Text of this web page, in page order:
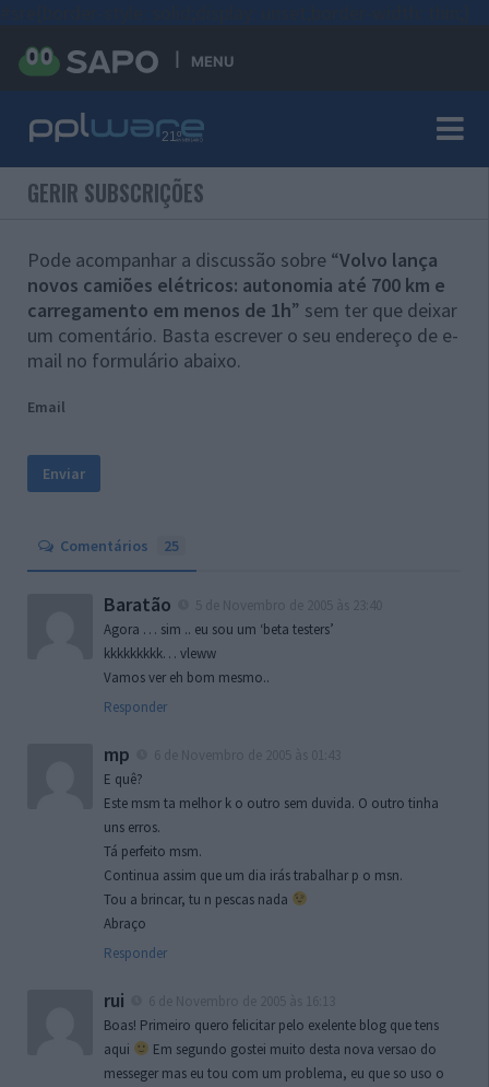
MENU
GERIR SUBSCRIÇÕES
Pode acompanhar a discussão sobre “Volvo lança
novos camiões elétricos: autonomia até 700 km e
carregamento em menos de 1h” sem ter que deixar
um comentário. Basta escrever o seu endereço de e-
mail no formulário abaixo.
Email
Comentários 25
Baratão
Agora … sim .. eu sou um ‘beta testers’
kkkkkkkkk… vleww
Vamos ver eh bom mesmo..
Responder
mp
E quê?
Este msm ta melhor k o outro sem duvida. O outro tinha
uns erros.
Tá perfeito msm.
Continua assim que um dia irás trabalhar p o msn.
Tou a brincar, tu n pescas nada
Abraço
Responder
rui
Boas! Primeiro quero felicitar pelo exelente blog que tens
aqui
Em segundo gostei muito desta nova versao do
messeger mas eu tou com um problema, eu que so uso o